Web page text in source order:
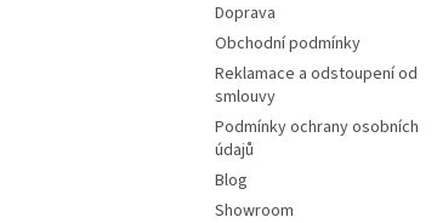
Doprava
Obchodní podmínky
Reklamace a odstoupení od
smlouvy
Podmínky ochrany osobních
údajů
Blog
Showroom